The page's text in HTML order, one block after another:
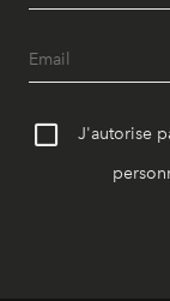
J'autorise